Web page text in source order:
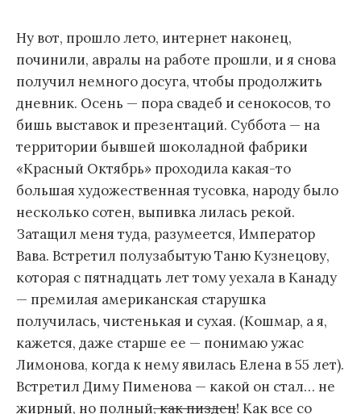
у
Ну вот, прошло лето, интернет наконец,
починили, авралы на работе прошли, и я снова
получил немного досуга, чтобы продолжить
дневник. Осень — пора свадеб и сенокосов, то
бишь выставок и презентаций. Суббота — на
территории бывшей шоколадной фабрики
«Красный Октябрь» проходила какая-то
большая художественная тусовка, народу было
несколько сотен, выпивка лилась рекой.
Затащил меня туда, разумеется, Император
Вава. Встретил полузабытую Таню Кузнецову,
которая с пятнадцать лет тому уехала в Канаду
— премилая американская старушка
получилась, чистенькая и сухая. (Кошмар, а я,
кажется, даже старше ее — понимаю ужас
Лимонова, когда к нему явилась Елена в 55 лет).
Встретил Диму Пименова — какой он стал… не
жирный, но полный, как пиздец! Как все со